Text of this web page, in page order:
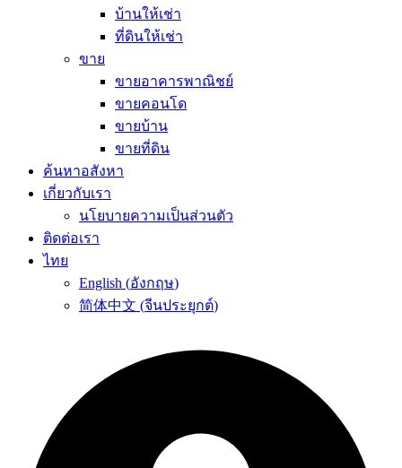
บ้านให้เช่า
ที่ดินให้เช่า
ขาย
ขายอาคารพาณิชย์
ขายคอนโด
ขายบ้าน
ขายที่ดิน
ค้นหาอสังหา
เกี่ยวกับเรา
นโยบายความเป็นส่วนตัว
ติดต่อเรา
ไทย
English (อังกฤษ)
简体中文 (จีนประยุกต์)